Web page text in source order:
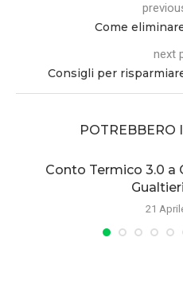
Come
next
Consigli per
POTREBBERO
Conto Termico 3.0 a
21